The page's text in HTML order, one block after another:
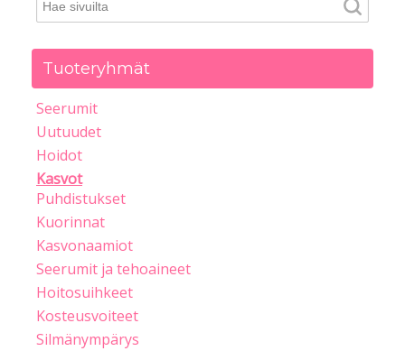
Tuoteryhmät
Seerumit
Uutuudet
Hoidot
Kasvot
Puhdistukset
Kuorinnat
Kasvonaamiot
Seerumit ja tehoaineet
Hoitosuihkeet
Kosteusvoiteet
Silmänympärys